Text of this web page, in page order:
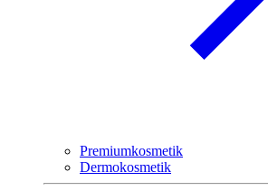
Premiumkosmetik
Dermokosmetik